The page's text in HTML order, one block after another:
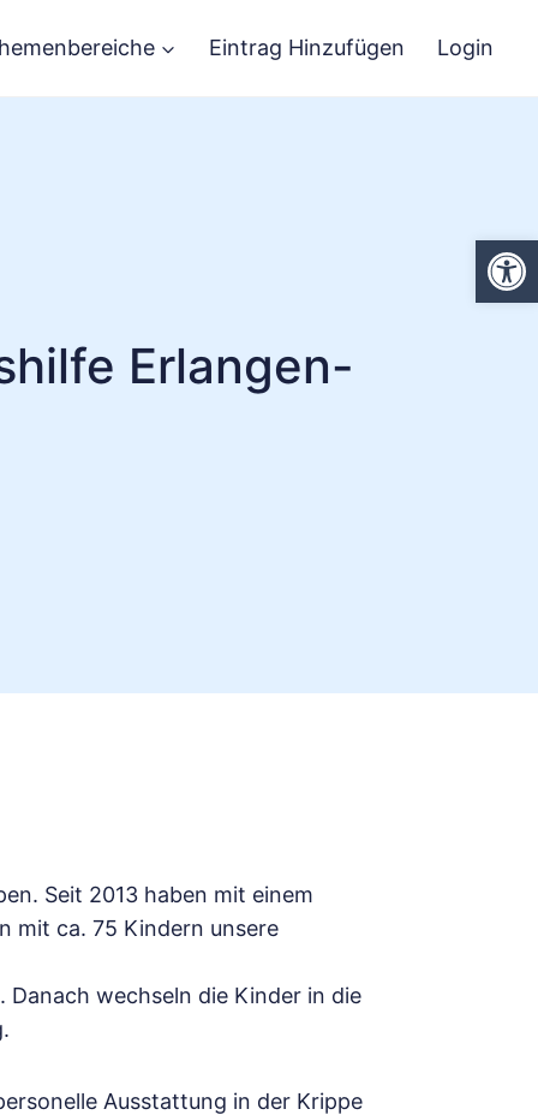
Eintrag Hinzufügen Login
Erlangen-
Seit 2013 haben mit einem
mit ca. 75 Kindern unsere
wechseln die Kinder in die
Ausstattung in der Krippe